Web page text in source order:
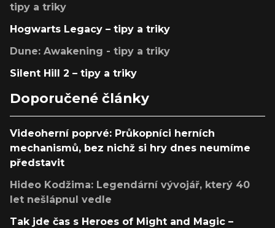
tipy a triky
Hogwarts Legacy – tipy a triky
Dune: Awakening - tipy a triky
Silent Hill 2 – tipy a triky
Doporučené články
Videoherní poprvé: Průkopníci herních
mechanismů, bez nichž si hry dnes neumíme
představit
Hideo Kodžima: Legendární vývojář, který 40
let nešlápnul vedle
Tak jde čas s Heroes of Might and Magic –